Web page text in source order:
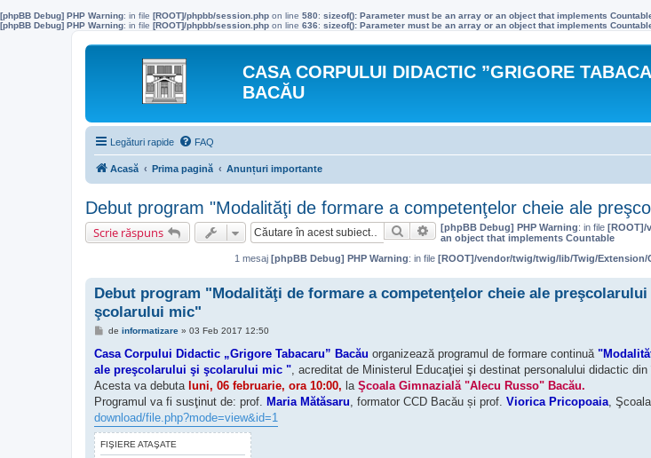
[phpBB Debug] PHP Warning: in file [ROOT]/phpbb/session.php on line 580: sizeof(): Parameter must be an array or an object that implements
[phpBB Debug] PHP Warning: in file [ROOT]/phpbb/session.php on line 636: sizeof(): Parameter must be an array or an object that implements
CASA CORPULUI DIDACTIC ”GRIGORE
BACĂU
Legături rapide FAQ
Acasă Prima pagină Anunțuri importante
Debut program "Modalităţi de formare a competenţelor cheie ale
Scrie răspuns CăutareCăutare avansată
[phpBB Debug] PHP Warning: in file [ROOT]/
an object that implements Countable
1 mesaj [phpBB Debug] PHP Warning: in file [ROOT]/vendor/twig/twig/lib/Twig/Extension/
Debut program "Modalităţi de formare a competenţelor cheie ale preşcolarului
şcolarului mic"
M
s
j
de informatizare» 03 Feb 2017 12:50
Casa Corpului Didactic „Grigore Tabacaru” Bacău organizează programul de formare continuă
ale preşcolarului şi şcolarului mic " , acreditat de Ministerul Educaţiei şi destinat personalului didactic
Acesta va debuta luni, 06 februarie, ora 10:00, la Şcoala Gimnazială "Alecu Russo" Bacău.
Programul va fi susţinut de: prof. Maria Mătăsaru , formator CCD Bacău și prof. Viorica Pricopoaia ,
download/file.php?mode=view&id=1
FIŞIERE ATAŞATE